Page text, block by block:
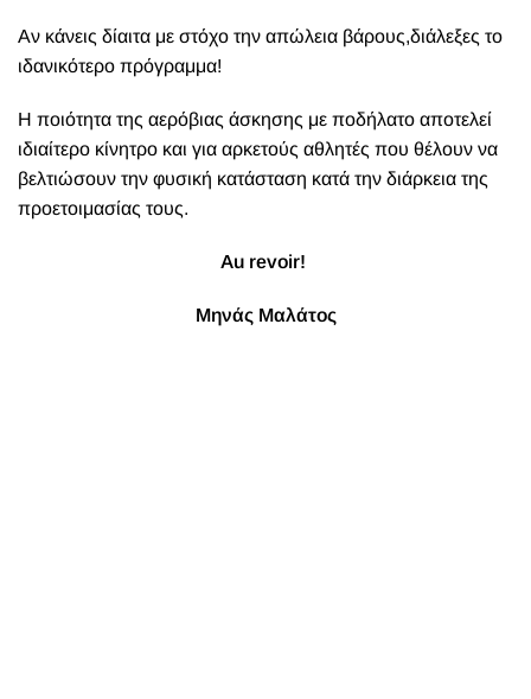
Αν κάνεις δίαιτα με στόχο την απώλεια βάρους,διάλεξες το
ιδανικότερο πρόγραμμα!
Η ποιότητα της αερόβιας άσκησης με ποδήλατο αποτελεί
ιδιαίτερο κίνητρο και για αρκετούς αθλητές που θέλουν να
βελτιώσουν την φυσική κατάσταση κατά την διάρκεια της
προετοιμασίας τους.
Au revoir!
Μηνάς Μαλάτος